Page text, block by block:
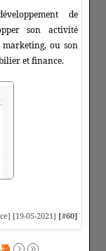
de
son activité
marketing, ou son
et finance.
[19-05-2021] [#60]